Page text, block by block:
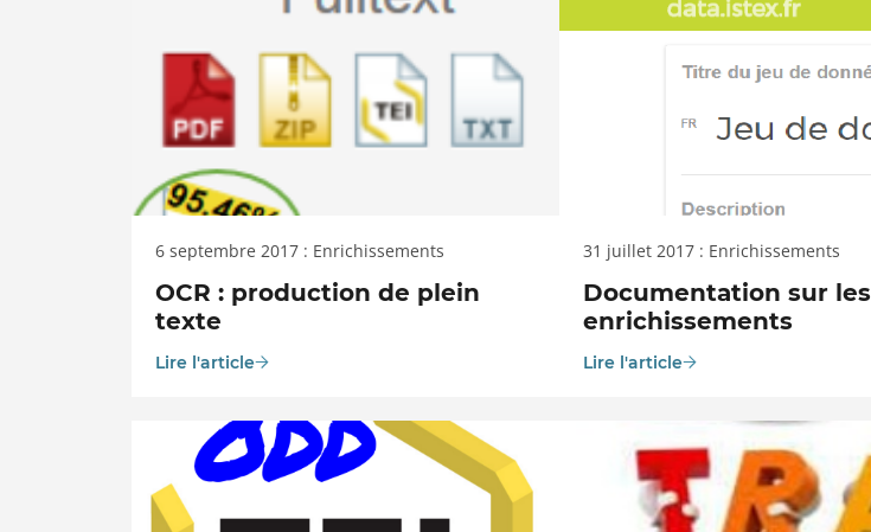
6 septembre 2017 : Enrichissements
OCR : production de plein
texte
Lire l'article
31 juillet 2017 : Enrichissements
Documentation sur les
enrichissements
Lire l'article